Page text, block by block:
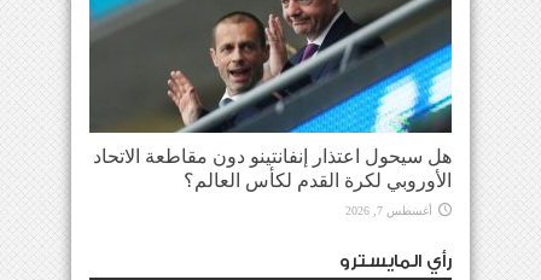
هل سيحول اعتذار إنفانتينو دون مقاطعة الاتحاد
الأوروبي لكرة القدم لكأس العالم؟
أغسطس 7, 2026
رأي المايسترو